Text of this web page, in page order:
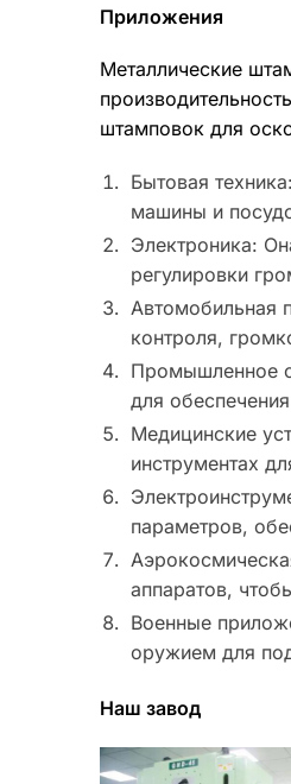
Приложения
Металлические
штамповок для
Бытовая
машины и
Электроника:
регулировки
Автомобильная
контроля,
Промышленное
для
Медицинские
инструментах
параметров,
аппаратов,
Военные
оружием для
Наш завод